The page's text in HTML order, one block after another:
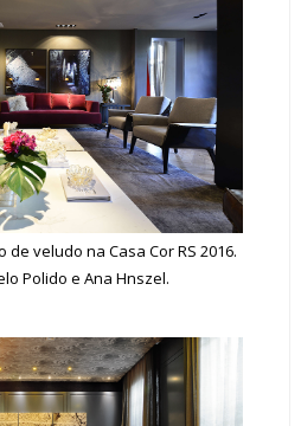
veludo na Casa Cor RS 2016.
Polido e Ana Hnszel.